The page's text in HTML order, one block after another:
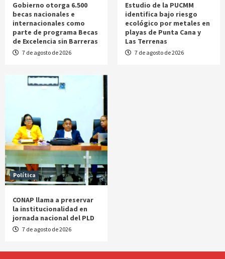
Gobierno otorga 6.500
becas nacionales e
internacionales como
parte de programa Becas
de Excelencia sin Barreras
7 de agosto de 2026
Estudio de la PUCMM
identifica bajo riesgo
ecológico por metales en
playas de Punta Cana y
Las Terrenas
7 de agosto de 2026
Política
CONAP llama a preservar
la institucionalidad en
jornada nacional del PLD
7 de agosto de 2026